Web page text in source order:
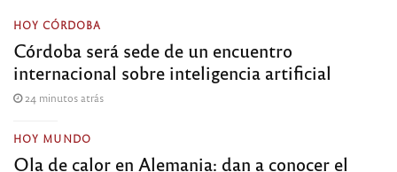
HOY CÓRDOBA
Córdoba será sede de un encuentro
internacional sobre inteligencia artificial
24 minutos atrás
HOY MUNDO
Ola de calor en Alemania: dan a conocer el